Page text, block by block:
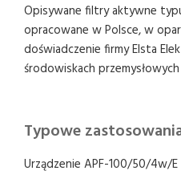
Opisywane filtry aktywne
opracowane w Polsce, w
doświadczenie firmy Elsta
środowiskach
Typowe
Urządzenie APF-100/50/4w/